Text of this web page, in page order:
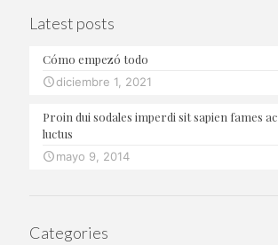
Latest posts
Cómo empezó todo
diciembre 1, 2021
Proin dui sodales imperdi sit sapien fames ac
luctus
mayo 9, 2014
Categories